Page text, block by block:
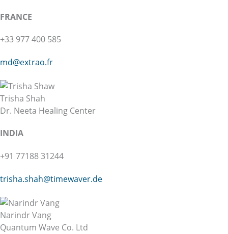
FRANCE
+33 977 400 585
md@extrao.fr
Trisha Shah
Dr. Neeta Healing Center
INDIA
+91 77188 31244
trisha.shah@timewaver.de
Narindr Vang
Quantum Wave Co. Ltd